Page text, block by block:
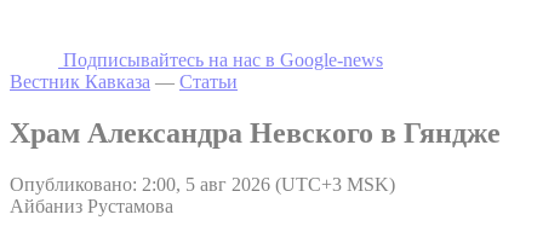
Подписывайтесь на наc в Google-news
Вестник Кавказа — Статьи
Храм Александра Невского в Гяндже
Опубликовано: 2:00, 5 авг 2026 (UTC+3 MSK)
Айбаниз Рустамова